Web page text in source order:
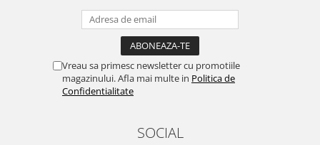
Vreau sa primesc newsletter cu promotiile
magazinului. Afla mai multe in Politica de
Confidentialitate
SOCIAL